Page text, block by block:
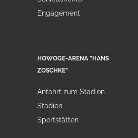
Engagement
HOWOGE-ARENA "HANS
ZOSCHKE"
Anfahrt zum Stadion
Stadion
Sportstätten